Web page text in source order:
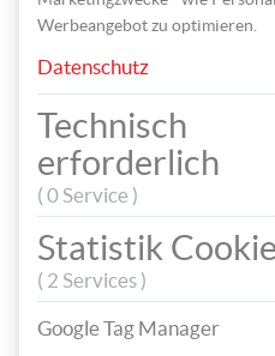
Anschließend binden Sie
unterschiedlichen Längen an
sollten dabei Ton in Ton
Werbeangebot zu optimieren.
Datenschutz
Technisch
erforderlich
( 0 Service )
Statistik
( 2 Services )
Google Tag Manager